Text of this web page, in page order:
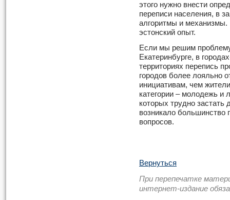
этого нужно внести
переписи населения, в
алгоритмы и механизмы.
эстонский опыт.
Если мы решим
Екатеринбурге, в
территориях перепись
городов более лояльно
инициативам, чем
категории – молодежь и
которых трудно застать
возникало большинство
вопросов.
Вернуться
При перепечатке
интернет-издание